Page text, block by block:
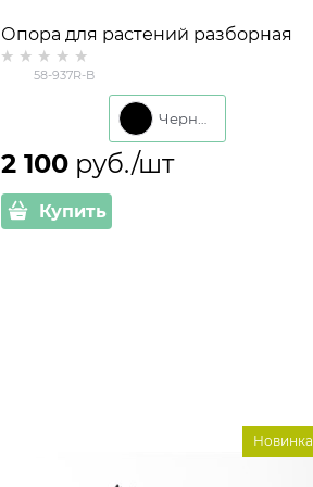
Опора для растений разборная
металлическая круглая 58-937R
высота 152 см
58-937R-B
2 100 руб./шт
Купить
Новинка